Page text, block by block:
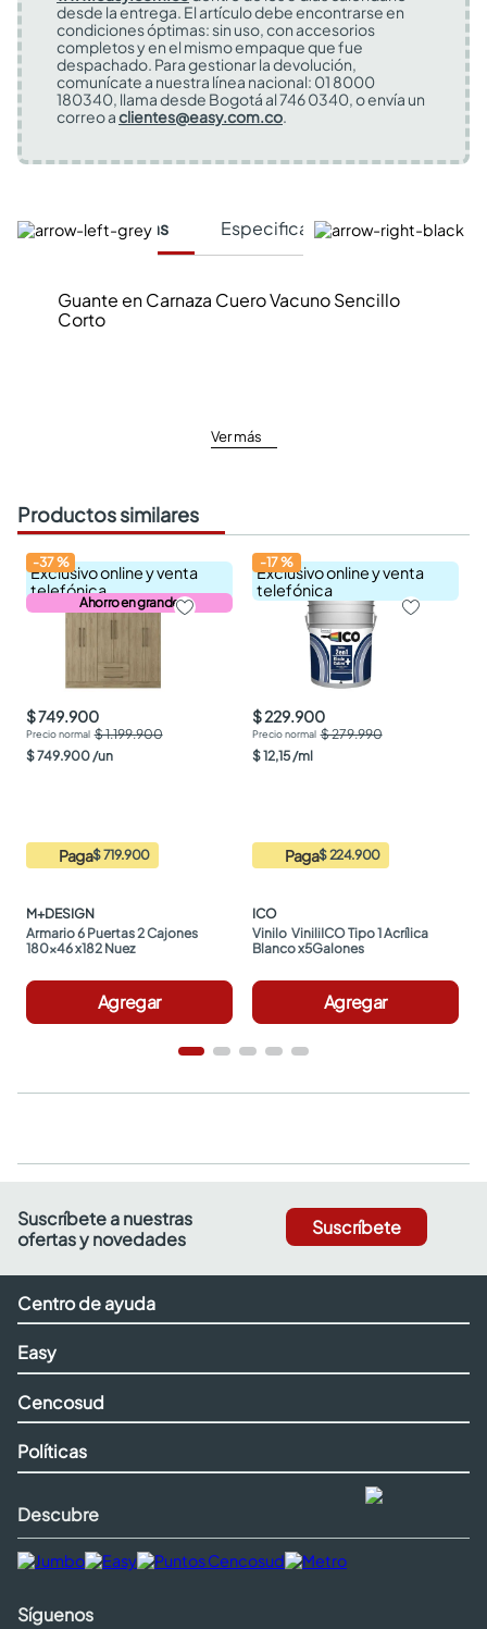
desde la entrega. El artículo debe encontrarse en
condiciones óptimas: sin uso, con accesorios
completos y en el mismo empaque que fue
despachado. Para gestionar la devolución,
comunícate a nuestra línea nacional: 01 8000
180340, llama desde Bogotá al 746 0340, o envía un
correo aclientes@easy.com.co.
Características Especificaciones Técnicas
Guante en Carnaza Cuero Vacuno Sencillo
Corto
Ver más
Productos similares
Exclusivo online y venta
telefónica
Ahorro en grande
-37%
$ 749.900
$ 1.199.900
$749.900 /un
Paga$ 719.900
M+DESIGN
Armario 6 Puertas 2 Cajones
180x46 x182 Nuez
Agregar
Exclusivo online y venta
telefónica
-17%
$ 229.900
$ 279.990
$12,15 /ml
Paga$ 224.900
ICO
Vinilo  ViniliICO Tipo 1 Acrílica
Blanco x5Galones
Agregar
Suscríbete a nuestras
ofertas y novedades
Suscríbete
Centro de ayuda
Easy
Cencosud
Políticas
Descubre
Síguenos